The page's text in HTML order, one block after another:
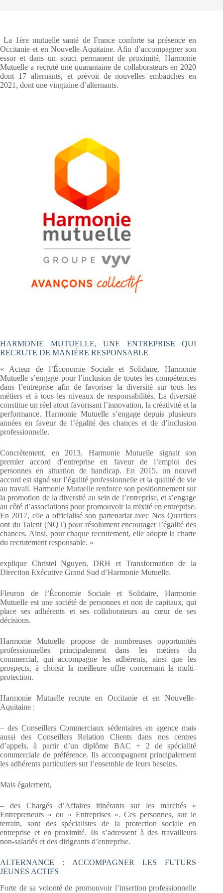
La 1ère mutuelle santé de France conforte sa présence en
Occitanie et en Nouvelle-Aquitaine. Afin d’accompagner son
essor et dans un souci permanent de proximité, Harmonie
Mutuelle a recruté une quarantaine de collaborateurs en 2020
dont 17 alternants, et prévoit de nouvelles embauches en
2021, dont une vingtaine d’alternants.
HARMONIE MUTUELLE, UNE ENTREPRISE QUI
RECRUTE DE MANIÈRE RESPONSABLE
« Acteur de l’Économie Sociale et Solidaire, Harmonie
Mutuelle s’engage pour l’inclusion de toutes les compétences
dans l’entreprise afin de favoriser la diversité sur tous les
métiers et à tous les niveaux de responsabilités. La diversité
constitue un réel atout favorisant l’innovation, la créativité et la
performance. Harmonie Mutuelle s’engage depuis plusieurs
années en faveur de l’égalité des chances et de d’inclusion
professionnelle.
Concrètement, en 2013, Harmonie Mutuelle signait son
premier accord d’entreprise en faveur de l’emploi des
personnes en situation de handicap. En 2015, un nouvel
accord est signé sur l’égalité professionnelle et la qualité de vie
au travail. Harmonie Mutuelle renforce son positionnement sur
la promotion de la diversité au sein de l’entreprise, et s’engage
au côté d’associations pour promouvoir la mixité en entreprise.
En 2017, elle a officialisé son partenariat avec Nos Quartiers
ont du Talent (NQT) pour résolument encourager l’égalité des
chances. Ainsi, pour chaque recrutement, elle adopte la charte
du recrutement responsable. »
explique Christel Nguyen, DRH et Transformation de la
Direction Exécutive Grand Sud d’Harmonie Mutuelle.
Fleuron de l’Économie Sociale et Solidaire, Harmonie
Mutuelle est une société de personnes et non de capitaux, qui
place ses adhérents et ses collaborateurs au cœur de ses
décisions.
Harmonie Mutuelle propose de nombreuses opportunités
professionnelles principalement dans les métiers du
commercial, qui accompagne les adhérents, ainsi que les
prospects, à choisir la meilleure offre concernant la multi-
protection.
Harmonie Mutuelle recrute en Occitanie et en Nouvelle-
Aquitaine :
– des Conseillers Commerciaux sédentaires en agence mais
aussi des Conseillers Relation Clients dans nos centres
d’appels, à partir d’un diplôme BAC + 2 de spécialité
commerciale de préférence. Ils accompagnent principalement
les adhérents particuliers sur l’ensemble de leurs besoins.
Mais également,
– des Chargés d’Affaires itinérants sur les marchés «
Entrepreneurs » ou « Entreprises ». Ces personnes, sur le
terrain, sont des spécialistes de la protection sociale en
entreprise et en proximité. Ils s’adressent à des travailleurs
non-salariés et des dirigeants d’entreprise.
ALTERNANCE : ACCOMPAGNER LES FUTURS
JEUNES ACTIFS
Forte de sa volonté de promouvoir l’insertion professionnelle